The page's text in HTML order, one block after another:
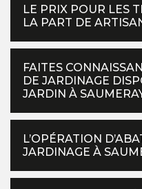
LE PRIX POUR LES
LA PART DE
FAITES
DE JARDINAGE
JARDIN À
L’OPÉRATION
JARDINAGE À